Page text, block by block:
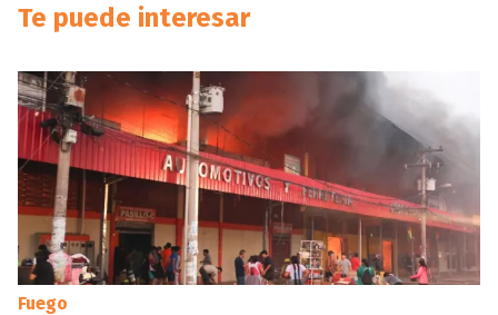
Te puede interesar
Fuego